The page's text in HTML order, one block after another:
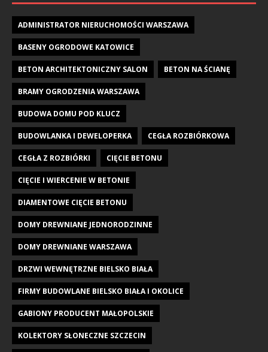
ADMINISTRATOR NIERUCHOMOŚCI WARSZAWA
BASENY OGRODOWE KATOWICE
BETON ARCHITEKTONICZNY SALON BETON NA ŚCIANĘ
BRAMY OGRODZENIA WARSZAWA
BUDOWA DOMU POD KLUCZ
BUDOWLANKA I DEWELOPERKA CEGŁA ROZBIÓRKOWA
CEGŁA Z ROZBIÓRKI CIĘCIE BETONU
CIĘCIE I WIERCENIE W BETONIE
DIAMENTOWE CIĘCIE BETONU
DOMY DREWNIANE JEDNORODZINNE
DOMY DREWNIANE WARSZAWA
DRZWI WEWNĘTRZNE BIELSKO BIAŁA
FIRMY BUDOWLANE BIELSKO BIAŁA I OKOLICE
GABIONY PRODUCENT MAŁOPOLSKIE
KOLEKTORY SŁONECZNE SZCZECIN